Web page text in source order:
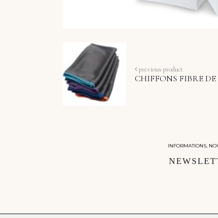
previous product
CHIFFONS FIBRE
INFORMATIONS,